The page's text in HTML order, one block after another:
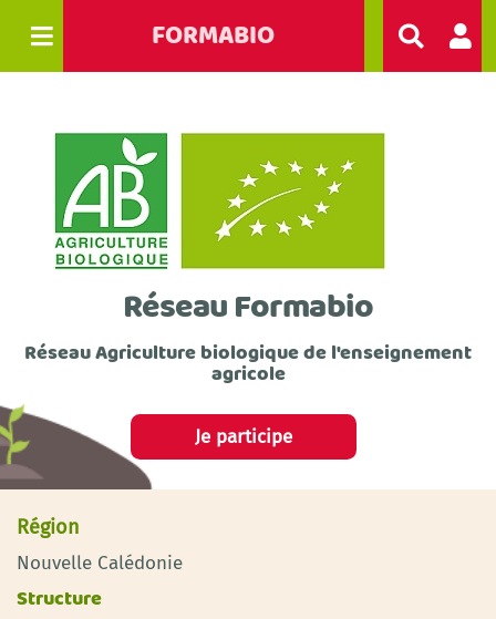
FORMABIO
Réseau Formabio
Réseau Agriculture biologique de l'enseignement
agricole
Je participe
Région
Nouvelle Calédonie
Structure